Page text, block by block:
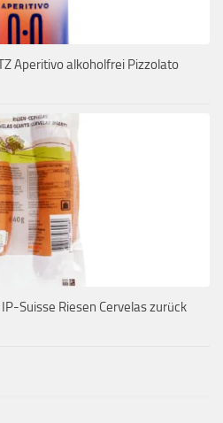
Aperitivo alkoholfrei Pizzolato
Suisse Riesen Cervelas zurück